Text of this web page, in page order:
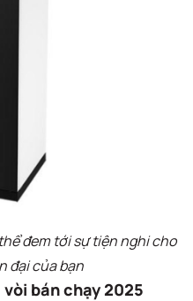
đem tới sự tiện nghi cho
đại của bạn
vòi bán chạy 2025